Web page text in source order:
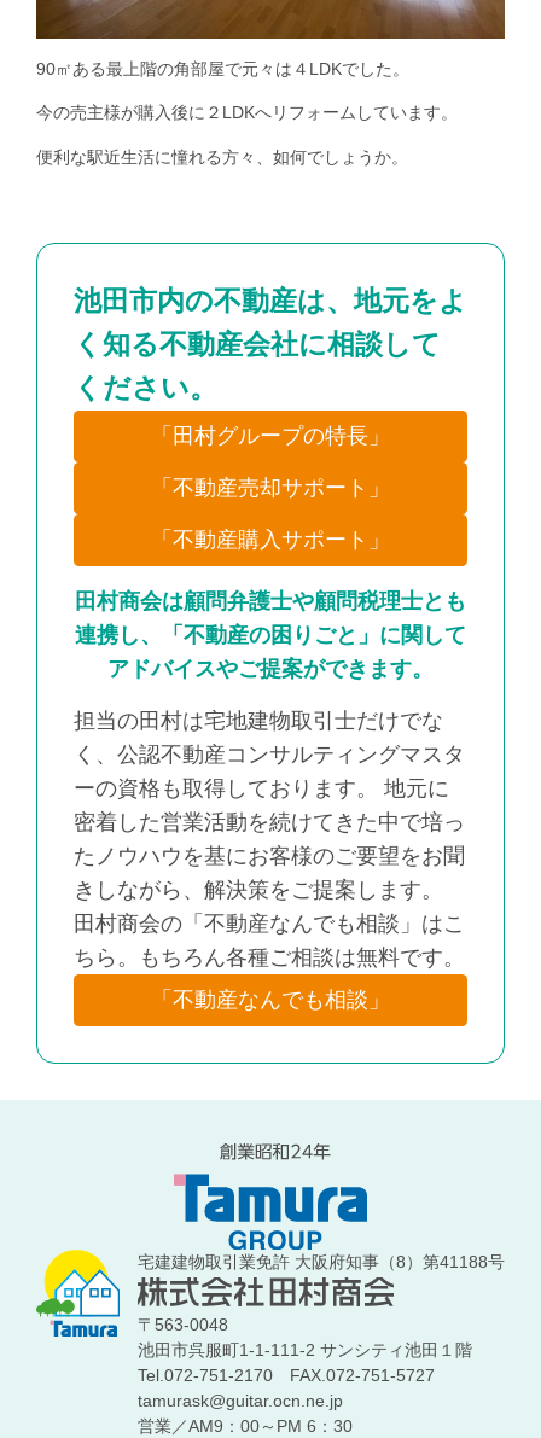
90㎡ある最上階の角部屋で元々は４LDKでした。
今の売主様が購入後に２LDKへリフォームしています。
便利な駅近生活に憧れる方々、如何でしょうか。
池田市内の不動産は、地元をよ
く知る不動産会社に相談して
ください。
「田村グループの特長」
「不動産売却サポート」
「不動産購入サポート」
田村商会は顧問弁護士や顧問税理士とも
連携し、「不動産の困りごと」に関して
アドバイスやご提案ができます。
担当の田村は宅地建物取引士だけでな
く、公認不動産コンサルティングマスタ
ーの資格も取得しております。 地元に
密着した営業活動を続けてきた中で培っ
たノウハウを基にお客様のご要望をお聞
きしながら、解決策をご提案します。
田村商会の「不動産なんでも相談」はこ
ちら。もちろん各種ご相談は無料です。
「不動産なんでも相談」
宅建建物取引業免許 大阪府知事（8）第41188号
〒563-0048
池田市呉服町1-1-111-2 サンシティ池田１階
Tel.072-751-2170FAX.072-751-5727
tamurask@guitar.ocn.ne.jp
営業／AM9：00～PM 6：30